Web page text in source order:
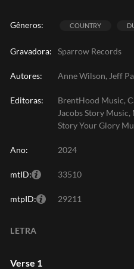
Gêneros: COUNTRY
Gravadora: Sparrow Records
Autores: Anne Wilson, Jeff
Editoras:
BrentHood Music,
Jacobs Story
Story Your Glory
Ano: 2024
mtID: 33510
mtpID: 29211
LETRA
Verse 1